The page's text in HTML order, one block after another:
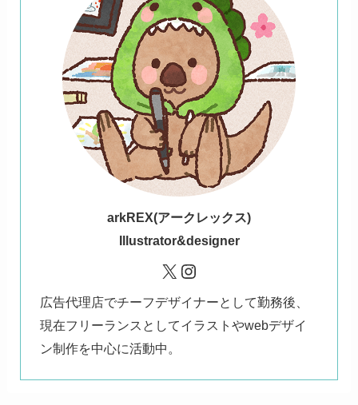
arkREX(アークレックス)
Illustrator&designer
X Instagram
広告代理店でチーフデザイナーとして勤務後、
現在フリーランスとしてイラストやwebデザイ
ン制作を中心に活動中。